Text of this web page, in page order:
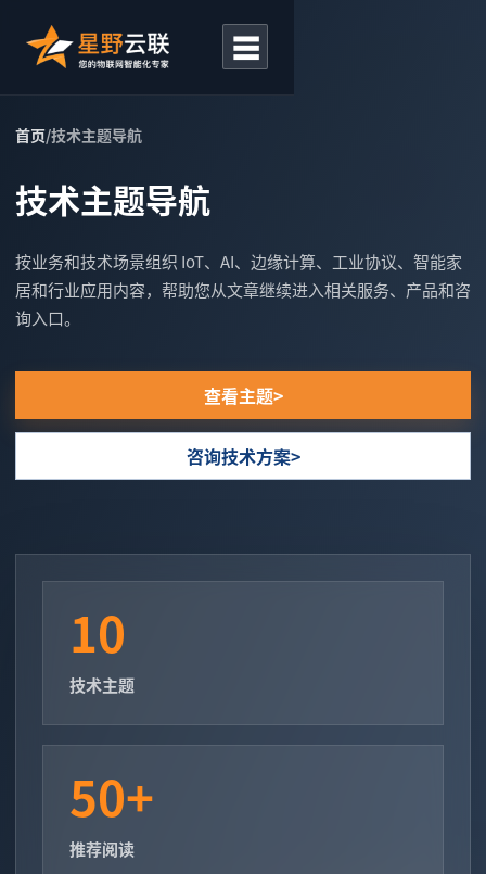
☰
首页/技术主题导航
技术主题导航
按业务和技术场景组织 IoT、AI、边缘计算、工业协议、智能家
居和行业应用内容，帮助您从文章继续进入相关服务、产品和咨
询入口。
查看主题
咨询技术方案
10
技术主题
50+
推荐阅读